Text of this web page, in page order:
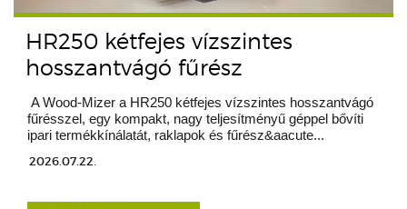
HR250 kétfejes vízszintes
hosszantvágó fűrész
A Wood-Mizer a HR250 kétfejes vízszintes hosszantvágó
fűrésszel, egy kompakt, nagy teljesítményű géppel bővíti
ipari termékkínálatát, raklapok és fűrész&aacute...
2026.07.22.